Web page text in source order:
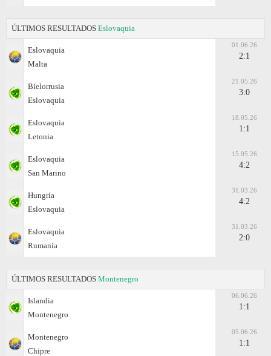
ÚLTIMOS RESULTADOS Eslovaquia
Eslovaquia
Malta
01.06.26
2:1
Bielorrusia
Eslovaquia
21.05.26
3:0
Eslovaquia
Letonia
18.05.26
1:1
Eslovaquia
San Marino
15.05.26
4:2
Hungría
Eslovaquia
31.03.26
4:2
Eslovaquia
Rumanía
31.03.26
2:0
ÚLTIMOS RESULTADOS Montenegro
Islandia
Montenegro
06.06.26
1:1
Montenegro
Chipre
05.06.26
1:1